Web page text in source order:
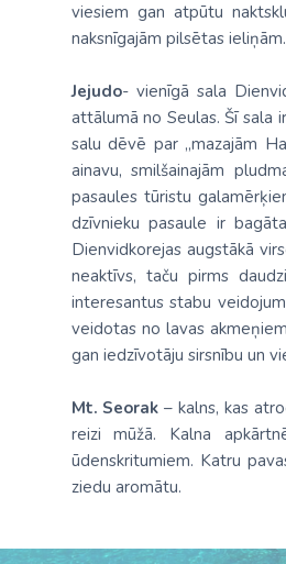
viesiem gan atpūtu
naksnīgajām pilsētas ieliņām.
Jejudo- vienīgā sala
attālumā no Seulas. Šī sala
salu dēvē par „mazajām
ainavu, smilšainajām
pasaules tūristu
dzīvnieku pasaule ir
Dienvidkorejas augstākā
neaktīvs, taču pirms
interesantus stabu
veidotas no lavas
gan iedzīvotāju sirsnību un
Mt. Seorak – kalns, kas
reizi mūžā. Kalna
ūdenskritumiem. Katru
ziedu aromātu.